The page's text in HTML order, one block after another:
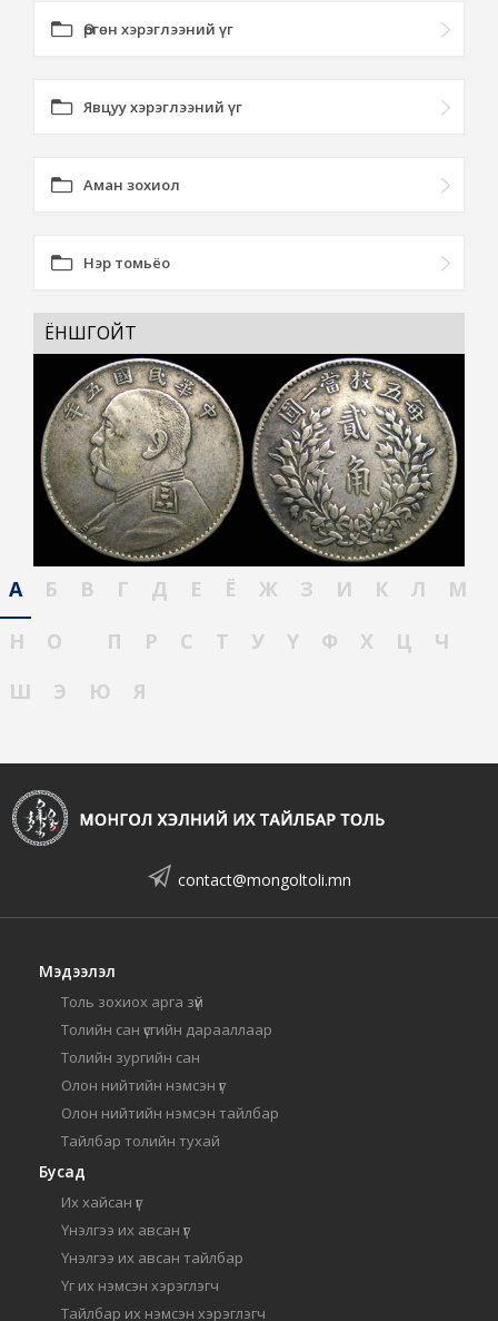
Өргөн хэрэглээний үг
Явцуу хэрэглээний үг
Аман зохиол
Нэр томьёо
ЁНШГОЙТ
А Б В Г Д Е Ё Ж З И К Л
М
Н
О П Р С Т У Ү Ф Х Ц
Ч
Ш
Э Ю Я
contact@mongoltoli.mn
Мэдээлэл
Толь зохиох арга зүй
Толийн сан үсгийн дарааллаар
Толийн зургийн сан
Олон нийтийн нэмсэн үг
Олон нийтийн нэмсэн тайлбар
Тайлбар толийн тухай
Бусад
Их хайсан үг
Үнэлгээ их авсан үг
Үнэлгээ их авсан тайлбар
Үг их нэмсэн хэрэглэгч
Тайлбар их нэмсэн хэрэглэгч